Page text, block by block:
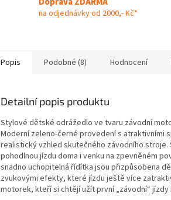
na odjednávky od 2000,- Kč*
Popis Podobné (8) Hodnocení
Detailní popis produktu
Stylové dětské odrážedlo ve tvaru závodní
Moderní zeleno-černé provedení s atraktivními
realistický vzhled skutečného závodního
pohodlnou jízdu doma i venku na zpevněném
snadno uchopitelná řídítka jsou přizpůsobena
zvukovými efekty, které jízdu ještě více
motorek, kteří si chtějí užít první „závodní“